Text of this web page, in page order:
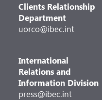
Clients Relationship
Department
uorco@ibec.int
International
Relations and
Information Division
press@ibec.int